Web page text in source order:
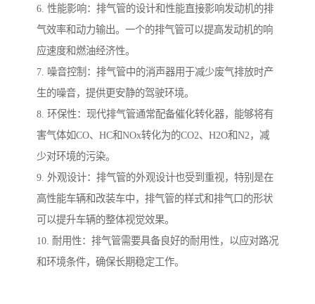
6. 性能影响：排气管的设计和性能直接影响发动机的排
气效率和动力输出。一个的排气管可以提高发动机的响
应速度和燃油经济性。
7. 噪音控制：排气管中的消声器用于减少废气排放时产
生的噪音，提供更安静的驾驶环境。
8. 环保性：现代排气管通常配备催化转化器，能够将有
害气体如CO、HC和NOx转化为的CO2、H2O和N2，减
少对环境的污染。
9. 外观设计：排气管的外观设计也受到重视，特别是在
高性能车辆和改装车中，排气管的样式和排气口的形状
可以提升车辆的整体视觉效果。
10. 耐用性：排气管需要具备良好的耐用性，以应对路况
和环境条件，确保长期稳定工作。